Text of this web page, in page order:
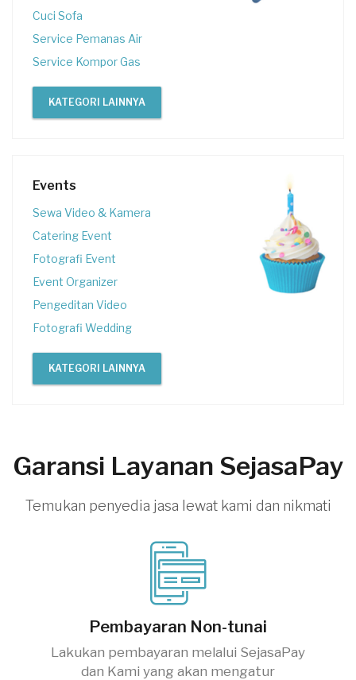
Cuci Sofa
Service Pemanas Air
Service Kompor Gas
KATEGORI LAINNYA
Events
Sewa Video & Kamera
Catering Event
Fotografi Event
Event Organizer
Pengeditan Video
Fotografi Wedding
KATEGORI LAINNYA
Garansi Layanan SejasaPay
Temukan penyedia jasa lewat kami dan nikmati
Pembayaran Non-tunai
Lakukan pembayaran melalui SejasaPay
dan Kami yang akan mengatur